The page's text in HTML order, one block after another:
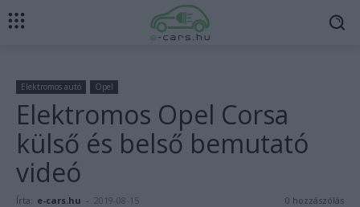
Elektromos autó Opel
Elektromos Opel Corsa
külső és belső bemutató
videó
Írta: e-cars.hu - 2019-08-15 0 hozzászólás